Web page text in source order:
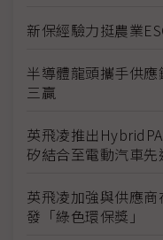
新保經驗力挺農業
半導體龍頭攜手供應
三贏
英飛凌推出
矽結合至電動汽車先
英飛凌加強與供應
發「綠色環保獎」